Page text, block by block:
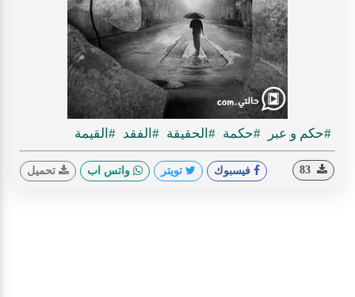
#حكم و عبر #حكمة #الحقيقة #الفقد #القيمة
فيسبوك تويتر واتس اب تحميل